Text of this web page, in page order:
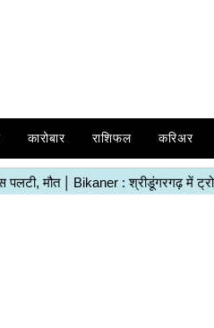
कारोबार राशिफल करिअर